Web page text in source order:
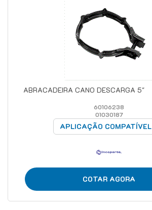
ABRACADEIRA CANO DESCARGA 5"
60106238
01030187
APLICAÇÃO COMPATÍVEL
COTAR AGORA